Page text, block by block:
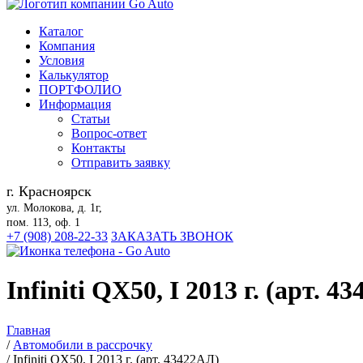
Каталог
Компания
Условия
Калькулятор
ПОРТФОЛИО
Информация
Статьи
Вопрос-ответ
Контакты
Отправить заявку
г. Красноярск
ул. Молокова, д. 1г,
пом. 113, оф. 1
+7 (908) 208-22-33 ЗАКАЗАТЬ ЗВОНОК
Infiniti QX50, I 2013 г. (арт.
Главная
/ Автомобили в рассрочку
/Infiniti QX50, I 2013 г. (арт. 43422АЛ)